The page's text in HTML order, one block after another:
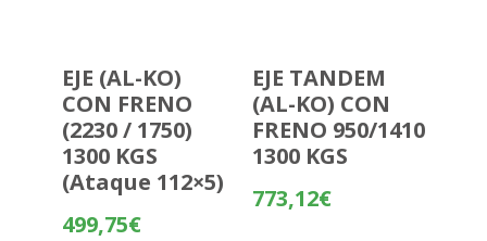
EJE (AL-KO)
CON FRENO
(2230 / 1750)
1300 KGS
(Ataque 112×5)
499,75€
EJE TANDEM
(AL-KO) CON
FRENO 950/1410
1300 KGS
773,12€